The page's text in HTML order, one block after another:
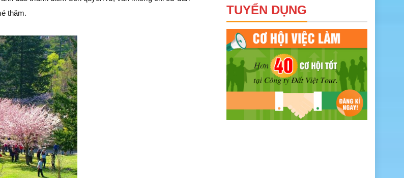
thăm.
TUYỂN DỤNG